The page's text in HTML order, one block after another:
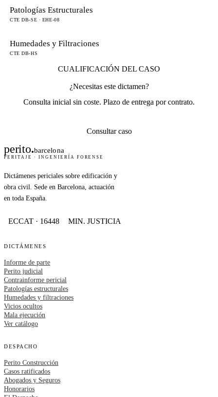
Patologías Estructurales
CTE DB-SE · EHE-08
Humedades y Filtraciones
CTE DB-HS
CUALIFICACIÓN DEL CASO
¿Necesitas este dictamen?
Consulta inicial sin coste. Plazo de entrega por contrato.
Consultar caso
perito.barcelona
PERITAJE · INGENIERÍA FORENSE
Dictámenes periciales sobre edificación y
obra civil. Sede en Barcelona, actuación
en toda España.
ECCAT · 16448 MIN. JUSTICIA
DICTÁMENES
Informe de parte
Perito judicial
Contrainforme pericial
Patologías estructurales
Humedades y filtraciones
Vicios ocultos
Mala ejecución
Ver catálogo
DESPACHO
Perito Construcción
Casos ratificados
Abogados y Seguros
Honorarios